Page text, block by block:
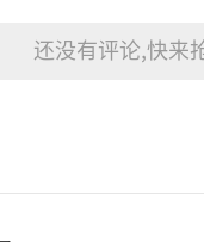
还没有评论,快来